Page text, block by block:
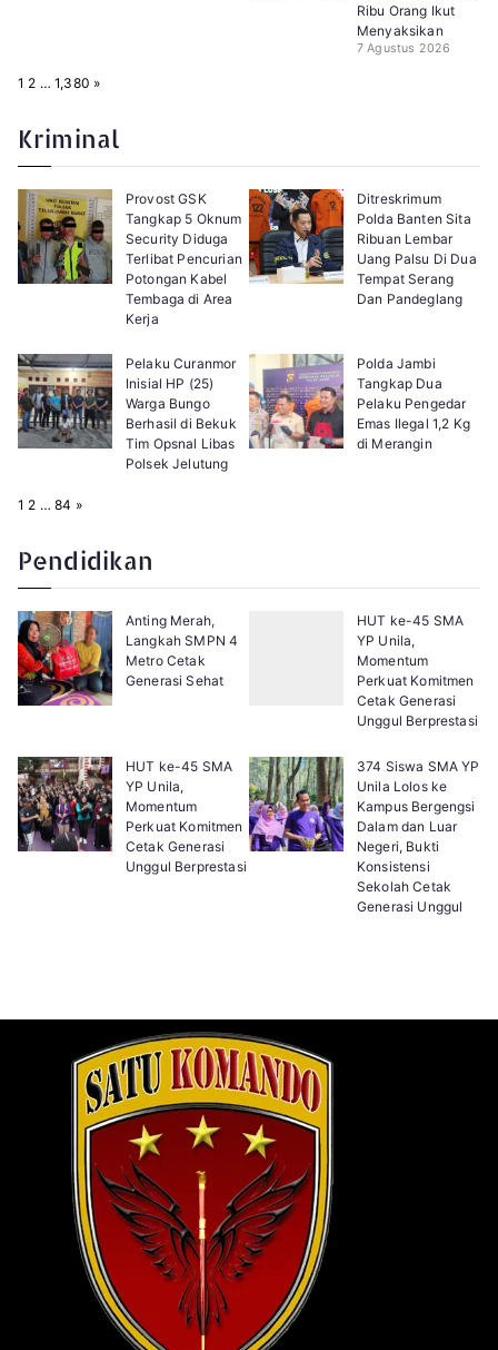
Ribu Orang Ikut
Menyaksikan
7 Agustus 2026
P
:
1 2 … 1,380 N
»
Kriminal
Provost GSK
Tangkap 5 Oknum
Security Diduga
Terlibat Pencurian
Potongan Kabel
Tembaga di Area
Kerja
Ditreskrimum
Polda Banten Sita
Ribuan Lembar
Uang Palsu Di Dua
Tempat Serang
Dan Pandeglang
Pelaku Curanmor
Inisial HP (25)
Warga Bungo
Berhasil di Bekuk
Tim Opsnal Libas
Polsek Jelutung
Polda Jambi
Tangkap Dua
Pelaku Pengedar
Emas Ilegal 1,2 Kg
di Merangin
P
:
1 2 … 84 N
»
Pendidikan
Anting Merah,
Langkah SMPN 4
Metro Cetak
Generasi Sehat
HUT ke-45 SMA
YP Unila,
Momentum
Perkuat Komitmen
Cetak Generasi
Unggul Berprestasi
HUT ke-45 SMA
YP Unila,
Momentum
Perkuat Komitmen
Cetak Generasi
Unggul Berprestasi
374 Siswa SMA YP
Unila Lolos ke
Kampus Bergengsi
Dalam dan Luar
Negeri, Bukti
Konsistensi
Sekolah Cetak
Generasi Unggul